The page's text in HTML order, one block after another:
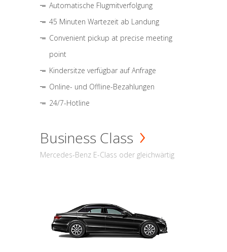
Automatische Flugmitverfolgung
45 Minuten Wartezeit ab Landung
Convenient pickup at precise meeting
point
Kindersitze verfügbar auf Anfrage
Online- und Offline-Bezahlungen
24/7-Hotline
Business Class
Mercedes-Benz E-Class oder gleichwärtig